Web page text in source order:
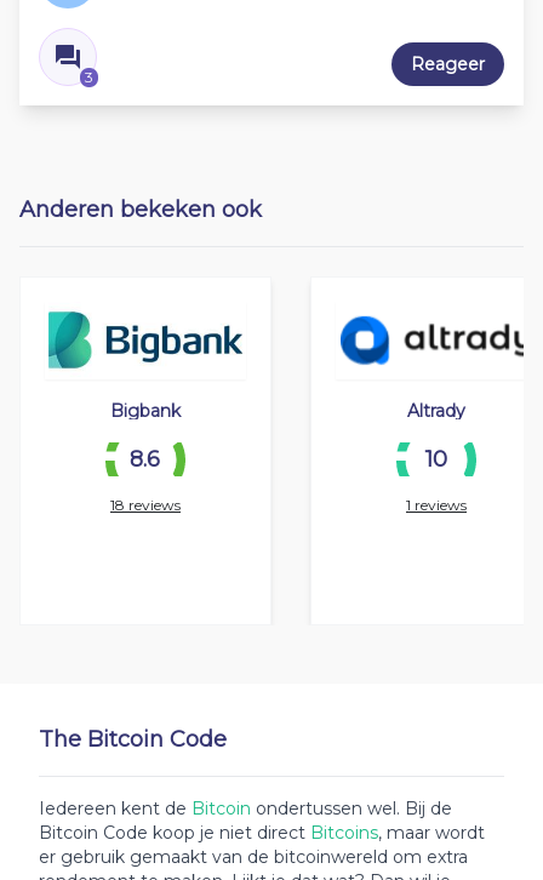
The Bitcoin Code
Iedereen kent de Bitcoin ondertussen wel. Bij de
Bitcoin Code koop je niet direct Bitcoins, maar wordt
er gebruik gemaakt van de bitcoinwereld om extra
3
Reageer
Anderen bekeken ook
Bigbank
8.6
18 reviews
Altrady
10
1 reviews